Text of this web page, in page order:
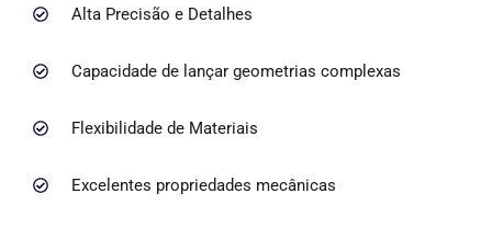
Alta Precisão e Detalhes
Capacidade de lançar geometrias complexas
Flexibilidade de Materiais
Excelentes propriedades mecânicas